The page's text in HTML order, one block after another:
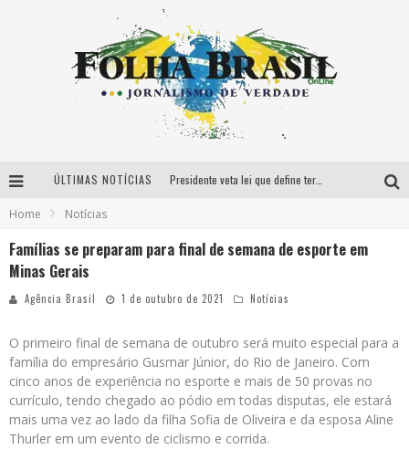
ÚLTIMAS NOTÍCIAS Presidente veta lei que define termo “praça” para cobrança do IPI
PF combate desmatamento ilegal em unidade de conservação no Pará
Home Notícias
Famílias se preparam para final de semana de esporte em
Minas Gerais
Agência Brasil 1 de outubro de 2021 Notícias
O primeiro final de semana de outubro será muito especial para a
família do empresário Gusmar Júnior, do Rio de Janeiro. Com
cinco anos de experiência no esporte e mais de 50 provas no
currículo, tendo chegado ao pódio em todas disputas, ele estará
mais uma vez ao lado da filha Sofia de Oliveira e da esposa Aline
Thurler em um evento de ciclismo e corrida.